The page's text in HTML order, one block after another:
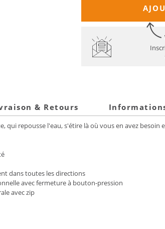
& Retours
repousse l'eau, s'étire là où vous en avez
dans toutes les directions
avec fermeture à bouton-pression
avec zip